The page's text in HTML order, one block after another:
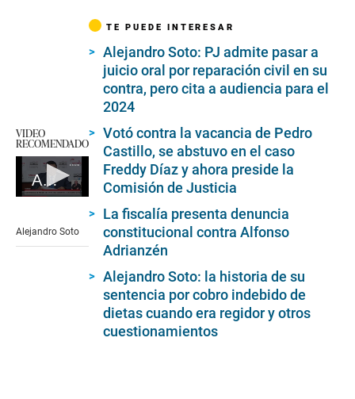
VIDEO
RECOMENDADO
Alejandro Soto
of
Alejandro Soto
TE PUEDE INTERESAR
Alejandro Soto: PJ admite pasar a
juicio oral por reparación civil en su
contra, pero cita a audiencia para el
2024
Votó contra la vacancia de Pedro
Castillo, se abstuvo en el caso
Freddy Díaz y ahora preside la
Comisión de Justicia
La fiscalía presenta denuncia
constitucional contra Alfonso
Adrianzén
Alejandro Soto: la historia de su
sentencia por cobro indebido de
dietas cuando era regidor y otros
cuestionamientos